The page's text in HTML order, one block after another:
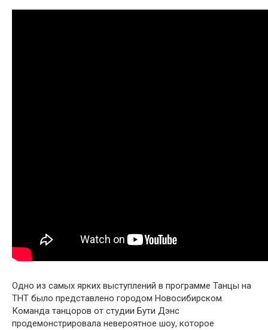
Одно из самых ярких выступлений в программе Танцы на
ТНТ было представлено городом Новосибирском.
Команда танцоров от студии Бути Дэнс
продемонстрировала невероятное шоу, которое